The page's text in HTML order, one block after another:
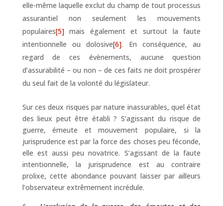
elle-même laquelle exclut du champ de tout processus
assurantiel non seulement les mouvements
populaires[5]mais également et surtout la faute
intentionnelle ou dolosive[6]. En conséquence, au
regard de ces évènements, aucune question
d’assurabilité – ou non – de ces faits ne doit prospérer
du seul fait de la volonté du législateur.
Sur ces deux risques par nature inassurables, quel état
des lieux peut être établi ? S’agissant du risque de
guerre, émeute et mouvement populaire, si la
jurisprudence est par la force des choses peu féconde,
elle est aussi peu novatrice. S’agissant de la faute
intentionnelle, la jurisprudence est au contraire
prolixe, cette abondance pouvant laisser par ailleurs
l’observateur extrêmement incrédule.